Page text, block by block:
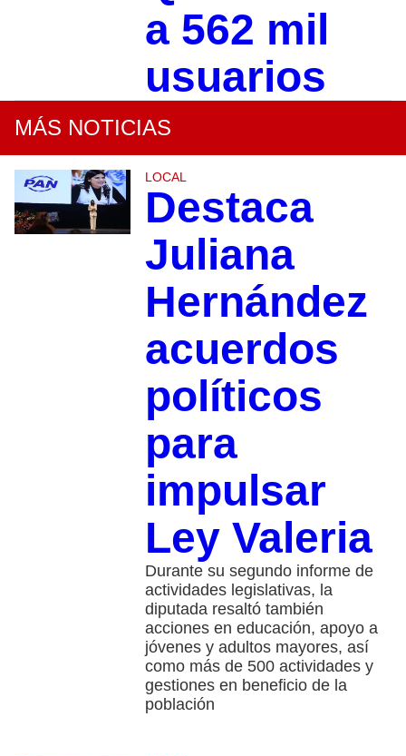
a 562 mil
usuarios
MÁS NOTICIAS
LOCAL
Destaca
Juliana
Hernández
acuerdos
políticos
para
impulsar
Ley Valeria
Durante su segundo informe de
actividades legislativas, la
diputada resaltó también
acciones en educación, apoyo a
jóvenes y adultos mayores, así
como más de 500 actividades y
gestiones en beneficio de la
población